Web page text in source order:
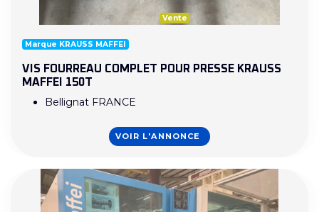
Vente
Marque KRAUSS MAFFEI
VIS FOURREAU COMPLET POUR PRESSE KRAUSS
MAFFEI 150T
Bellignat FRANCE
VOIR L'ANNONCE